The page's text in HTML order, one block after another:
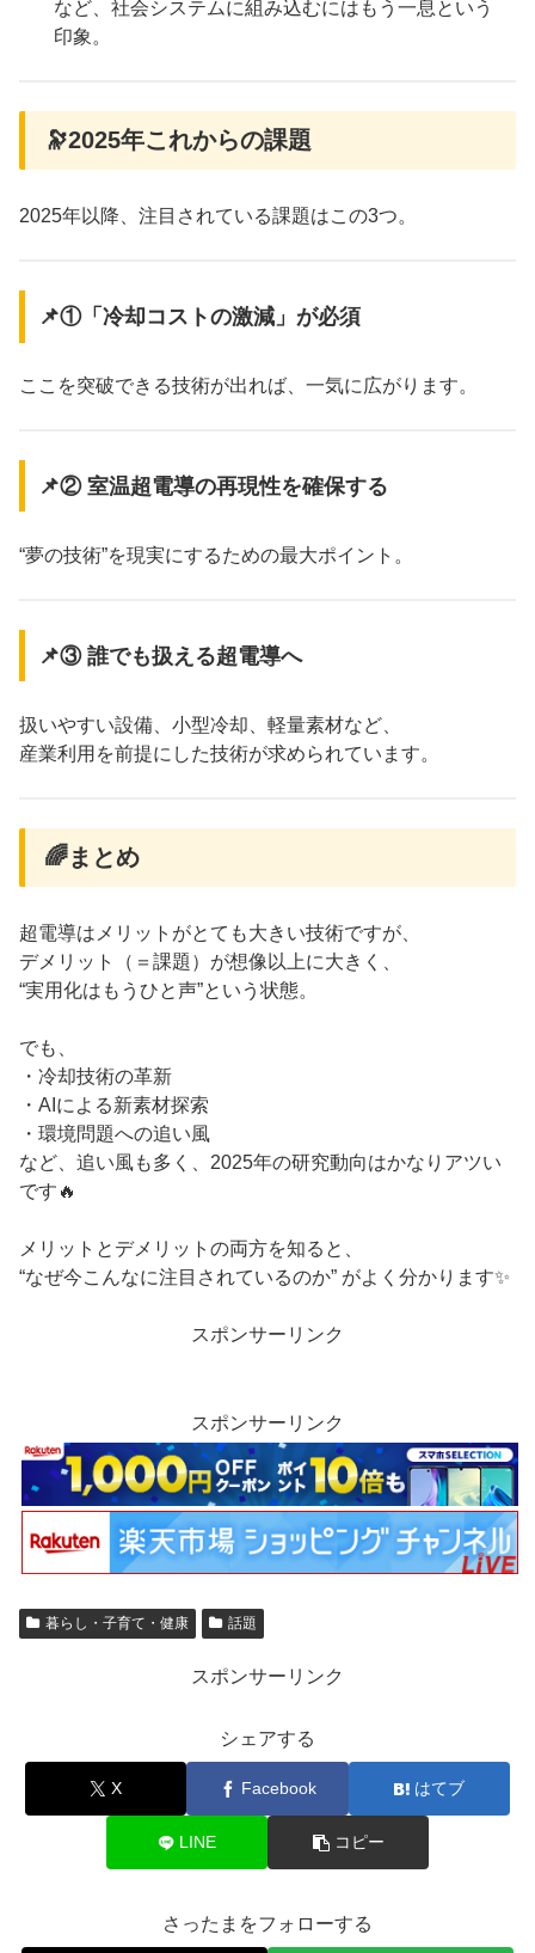
など、社会システムに組み込むにはもう一息という
印象。
🔭2025年これからの課題
2025年以降、注目されている課題はこの3つ。
📌①「冷却コストの激減」が必須
ここを突破できる技術が出れば、一気に広がります。
📌② 室温超電導の再現性を確保する
“夢の技術”を現実にするための最大ポイント。
📌③ 誰でも扱える超電導へ
扱いやすい設備、小型冷却、軽量素材など、
産業利用を前提にした技術が求められています。
🌈まとめ
超電導はメリットがとても大きい技術ですが、
デメリット（＝課題）が想像以上に大きく、
“実用化はもうひと声”という状態。
でも、
・冷却技術の革新
・AIによる新素材探索
・環境問題への追い風
など、追い風も多く、2025年の研究動向はかなりアツい
です🔥
メリットとデメリットの両方を知ると、
“なぜ今こんなに注目されているのか” がよく分かります✨
スポンサーリンク
スポンサーリンク
暮らし・子育て・健康 話題
スポンサーリンク
シェアする
X Facebook はてブ
LINE コピー
さったまをフォローする